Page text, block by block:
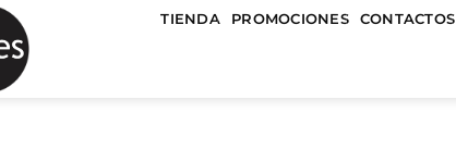
TIENDA PROMOCIONES CONTACTOS